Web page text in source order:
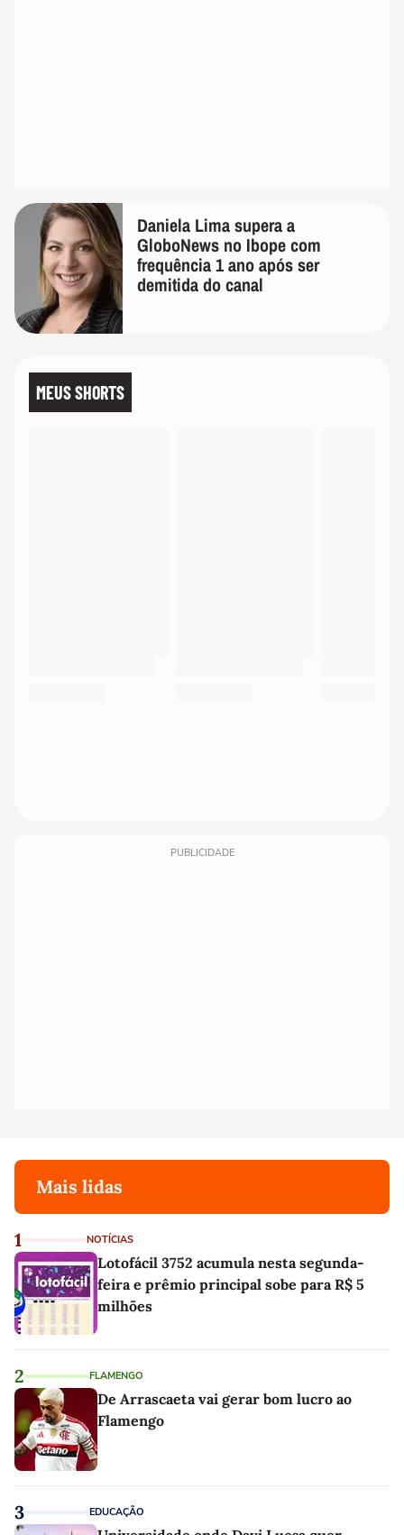
Daniela Lima supera a
GloboNews no Ibope com
frequência 1 ano após ser
demitida do canal
MEUS SHORTS
PUBLICIDADE
Mais lidas
1 NOTÍCIAS
Lotofácil 3752 acumula nesta segunda-
feira e prêmio principal sobe para R$ 5
milhões
2 FLAMENGO
De Arrascaeta vai gerar bom lucro ao
Flamengo
3 EDUCAÇÃO